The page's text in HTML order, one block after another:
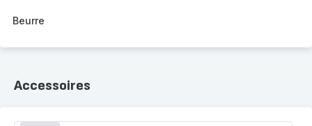
Beurre
Accessoires